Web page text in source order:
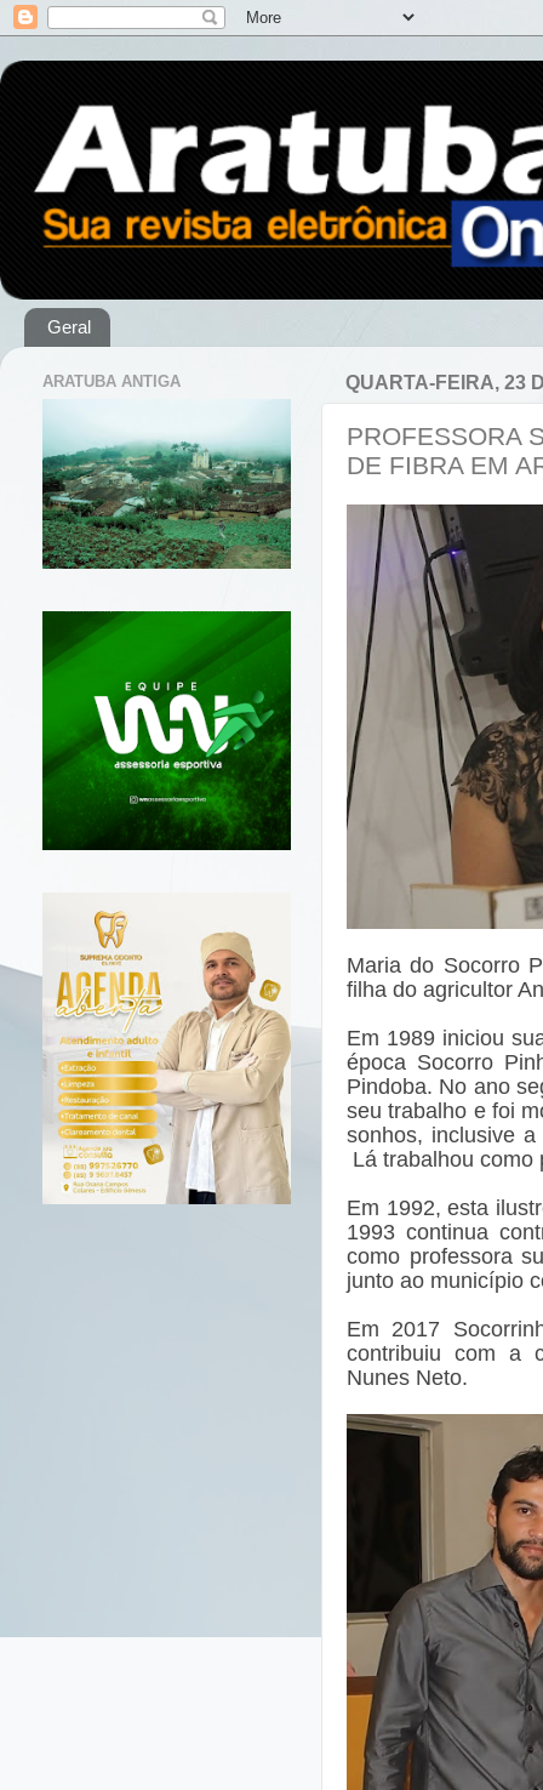
Geral
QUARTA-FEIRA, 23
PROFESSORA
DE FIBRA EM
Maria do Socorro
filha do agricultor
Em 1989 iniciou
época Socorro
Pindoba. No ano
seu trabalho e foi
sonhos, inclusive
Lá trabalhou como
Em 1992, esta
1993 continua
como professora
junto ao município
Em 2017
contribuiu com a
Nunes Neto.
ARATUBA ANTIGA